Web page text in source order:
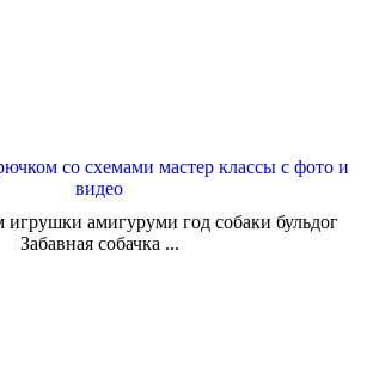
со схемами мастер классы с фото и
видео
игрушки амигуруми год собаки бульдог
Забавная собачка ...